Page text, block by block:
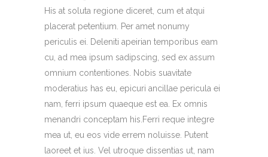
His at soluta regione diceret, cum et atqui
placerat petentium. Per amet nonumy
periculis ei. Deleniti apeirian temporibus eam
cu, ad mea ipsum sadipscing, sed ex assum
omnium contentiones. Nobis suavitate
moderatius has eu, epicuri ancillae pericula ei
nam, ferri ipsum quaeque est ea. Ex omnis
menandri conceptam his.Ferri reque integre
mea ut, eu eos vide errem noluisse. Putent
laoreet et ius. Vel utroque dissentias ut, nam